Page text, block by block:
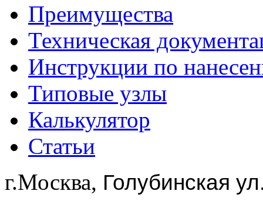
Преимущества
Техническая
Инструкции по
Типовые узлы
Калькулятор
Статьи
г.Москва, Голубинская